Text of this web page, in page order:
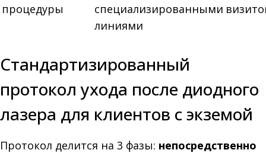
процедуры
специализированными
линиями
Стандартизированный
протокол ухода после диодного
лазера для клиентов с экземой
Протокол делится на 3 фазы: непосредственно